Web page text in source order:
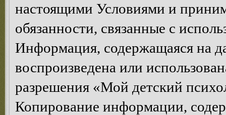
настоящими Условиями и
обязанности, связанные с
Информация, содержащаяся на
воспроизведена или
разрешения «Мой детский
Копирование информации,